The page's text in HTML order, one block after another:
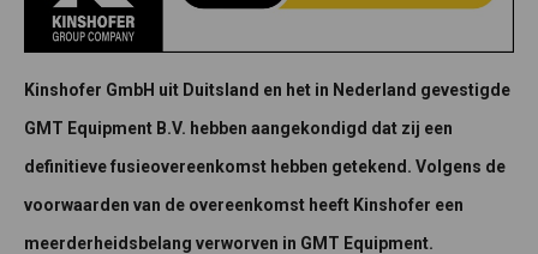
Kinshofer GmbH uit Duitsland en het in Nederland gevestigde
GMT Equipment B.V. hebben aangekondigd dat zij een
definitieve fusieovereenkomst hebben getekend. Volgens de
voorwaarden van de overeenkomst heeft Kinshofer een
meerderheidsbelang verworven in GMT Equipment.